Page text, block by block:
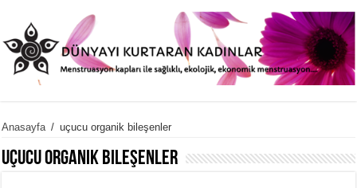
Anasayfa / uçucu organik bileşenler
uçucu organik bileşenler